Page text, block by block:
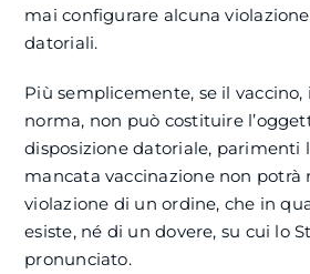
mai configurare alcuna
datoriali.
Più semplicemente, se il vaccino,
norma, non può costituire
disposizione datoriale, parimenti
mancata vaccinazione non potrà
violazione di un ordine, che in
esiste, né di un dovere, su cui lo
pronunciato.